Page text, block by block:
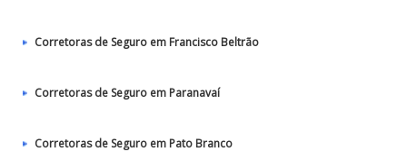
Corretoras de Seguro em Francisco Beltrão
Corretoras de Seguro em Paranavaí
Corretoras de Seguro em Pato Branco